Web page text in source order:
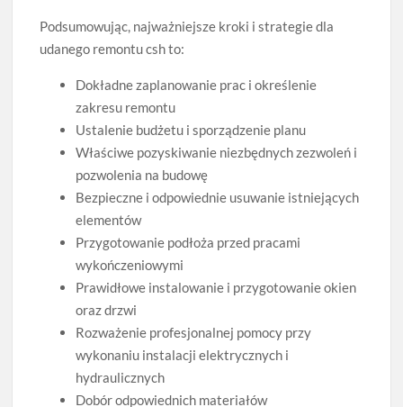
Podsumowując, najważniejsze kroki i strategie dla
udanego remontu csh to:
Dokładne zaplanowanie prac i określenie
zakresu remontu
Ustalenie budżetu i sporządzenie planu
Właściwe pozyskiwanie niezbędnych zezwoleń i
pozwolenia na budowę
Bezpieczne i odpowiednie usuwanie istniejących
elementów
Przygotowanie podłoża przed pracami
wykończeniowymi
Prawidłowe instalowanie i przygotowanie okien
oraz drzwi
Rozważenie profesjonalnej pomocy przy
wykonaniu instalacji elektrycznych i
hydraulicznych
Dobór odpowiednich materiałów